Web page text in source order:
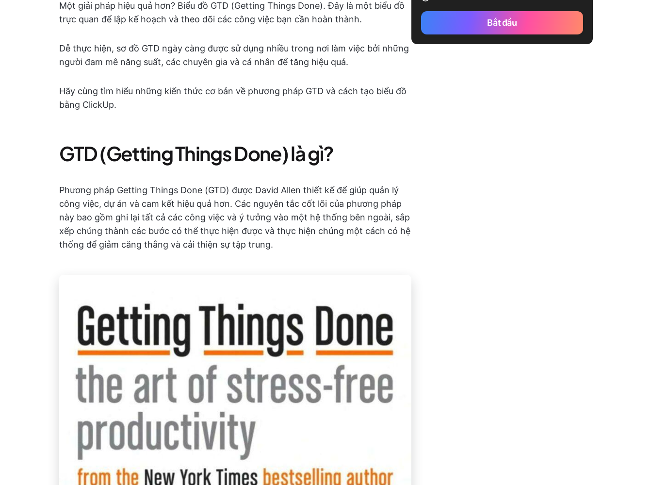
Một giải pháp hiệu quả hơn? Biểu đồ GTD (Getting Things Done). Đây là một biểu đồ
trực quan để lập kế hoạch và theo dõi các công việc bạn cần hoàn thành.
Dễ thực hiện, sơ đồ GTD ngày càng được sử dụng nhiều trong nơi làm việc bởi những
người đam mê năng suất, các chuyên gia và cá nhân để tăng hiệu quả.
Hãy cùng tìm hiểu những kiến thức cơ bản về phương pháp GTD và cách tạo biểu đồ
bằng ClickUp.
GTD (Getting Things Done) là gì?
Phương pháp Getting Things Done (GTD) được David Allen thiết kế để giúp quản lý
công việc, dự án và cam kết hiệu quả hơn. Các nguyên tắc cốt lõi của phương pháp
này bao gồm ghi lại tất cả các công việc và ý tưởng vào một hệ thống bên ngoài, sắp
xếp chúng thành các bước có thể thực hiện được và thực hiện chúng một cách có hệ
thống để giảm căng thẳng và cải thiện sự tập trung.
Bắt đầu